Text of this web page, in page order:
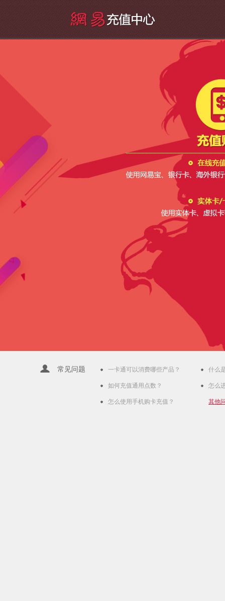
常见问题 一卡通可以消费哪些产品？ 什么
如何充值通用点数？ 怎么
怎么使用手机购卡充值？ 其他